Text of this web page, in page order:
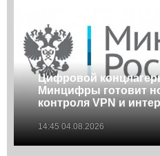
Цифровой
Минцифры готовит
контроля VPN и
14:45 04.08.2026